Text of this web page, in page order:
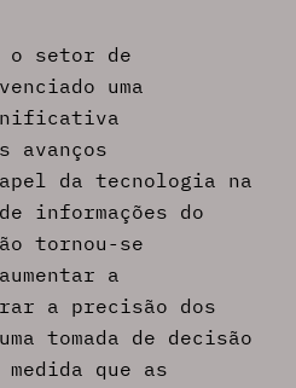
o setor de
uma
avanços
da tecnologia na
informações do
tornou-se
a
a precisão dos
tomada de decisão
que as